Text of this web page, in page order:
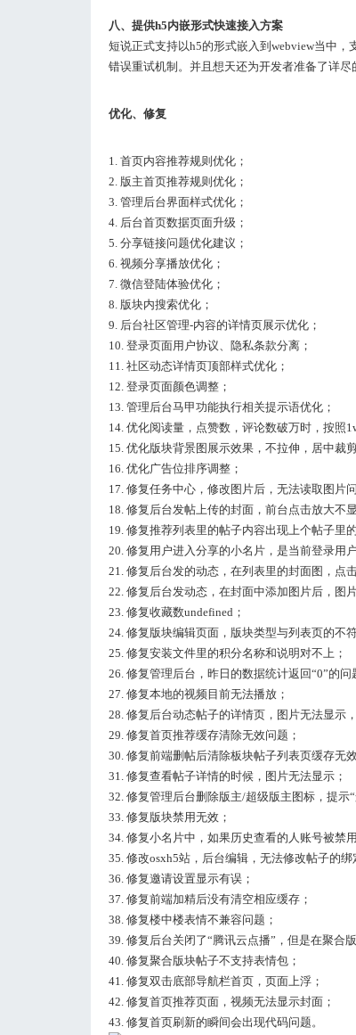
八、提供h5内嵌形式快速接入方案
短说正式支持以h5的形式嵌入到webview当中，
错误重试机制。并且想天还为开发者准备了详尽
优化、修复
1. 首页内容推荐规则优化；
2. 版主首页推荐规则优化；
3. 管理后台界面样式优化；
4. 后台首页数据页面升级；
5. 分享链接问题优化建议；
6. 视频分享播放优化；
7. 微信登陆体验优化；
8. 版块内搜索优化；
9. 后台社区管理-内容的详情页展示优化；
10. 登录页面用户协议、隐私条款分离；
11. 社区动态详情页顶部样式优化；
12. 登录页面颜色调整；
13. 管理后台马甲功能执行相关提示语优化；
14. 优化阅读量，点赞数，评论数破万时，按照
15. 优化版块背景图展示效果，不拉伸，居中裁剪
16. 优化广告位排序调整；
17. 修复任务中心，修改图片后，无法读取图片
18. 修复后台发帖上传的封面，前台点击放大不
19. 修复推荐列表里的帖子内容出现上个帖子里
20. 修复用户进入分享的小名片，是当前登录用
21. 修复后台发的动态，在列表里的封面图，点
22. 修复后台发动态，在封面中添加图片后，图
23. 修复收藏数undefined；
24. 修复版块编辑页面，版块类型与列表页的不符
25. 修复安装文件里的积分名称和说明对不上；
26. 修复管理后台，昨日的数据统计返回“0”的问
27. 修复本地的视频目前无法播放；
28. 修复后台动态帖子的详情页，图片无法显示
29. 修复首页推荐缓存清除无效问题；
30. 修复前端删帖后清除板块帖子列表页缓存无效
31. 修复查看帖子详情的时候，图片无法显示；
32. 修复管理后台删除版主/超级版主图标，提示
33. 修复版块禁用无效；
34. 修复小名片中，如果历史查看的人账号被禁
35. 修改osxh5站，后台编辑，无法修改帖子的绑
36. 修复邀请设置显示有误；
37. 修复前端加精后没有清空相应缓存；
38. 修复楼中楼表情不兼容问题；
39. 修复后台关闭了“腾讯云点播”，但是在聚合
40. 修复聚合版块帖子不支持表情包；
41. 修复双击底部导航栏首页，页面上浮；
42. 修复首页推荐页面，视频无法显示封面；
43. 修复首页刷新的瞬间会出现代码问题。